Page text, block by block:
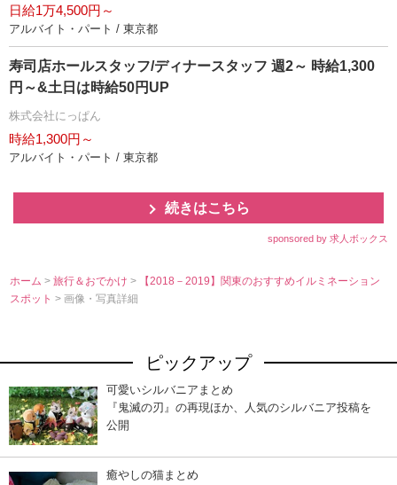
日給1万4,500円～
アルバイト・パート / 東京都
寿司店ホールスタッフ/ディナースタッフ 週2～ 時給1,300
円～&土日は時給50円UP
株式会社にっぱん
時給1,300円～
アルバイト・パート / 東京都
続きはこちら
sponsored by 求人ボックス
ホーム >旅行＆おでかけ>
【2018－2019】関東のおすすめイルミネーション
スポット> 画像・写真詳細
ピックアップ
可愛いシルバニアまとめ
『鬼滅の刃』の再現ほか、人気のシルバニア投稿を
公開
癒やしの猫まとめ